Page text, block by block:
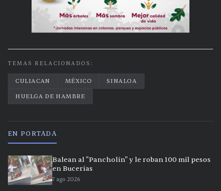
TEMAS RELACIONADOS:
CULIACAN MÉXICO
SINALOA
HUELGA DE HAMBRE
EN PORTADA
Balean al "Pancholín" y le roban 100 mil pesos
en Bucerías
7 ago 2026